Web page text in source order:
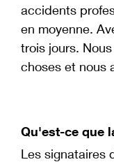
accidents
en moyenne.
trois jours.
choses et nous
Qu'est-ce que
Les signataires